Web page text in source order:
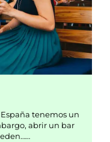
tenemos un
abrir un bar